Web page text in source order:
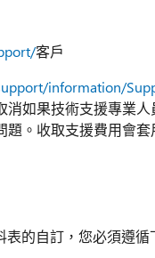
客戶
information/
如果技術支援專業
。收取支援費用會
的自訂，您必須遵循